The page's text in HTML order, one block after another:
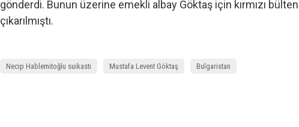
gönderdi. Bunun üzerine emekli albay Göktaş için kırmızı bülten
çıkarılmıştı.
Necip Hablemitoğlu suikastı Mustafa Levent Göktaş Bulgaristan